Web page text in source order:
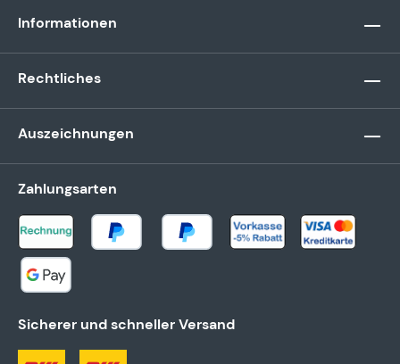
Informationen
Rechtliches
Auszeichnungen
Zahlungsarten
Sicherer und schneller Versand